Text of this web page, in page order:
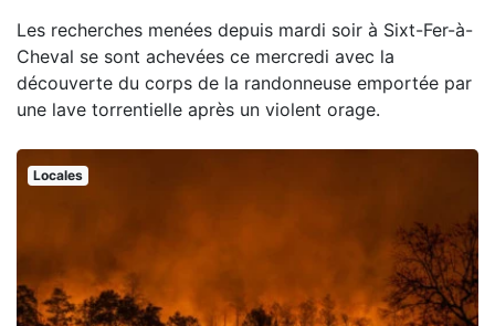
Les recherches menées depuis mardi soir à Sixt-Fer-à-
Cheval se sont achevées ce mercredi avec la
découverte du corps de la randonneuse emportée par
une lave torrentielle après un violent orage.
Locales